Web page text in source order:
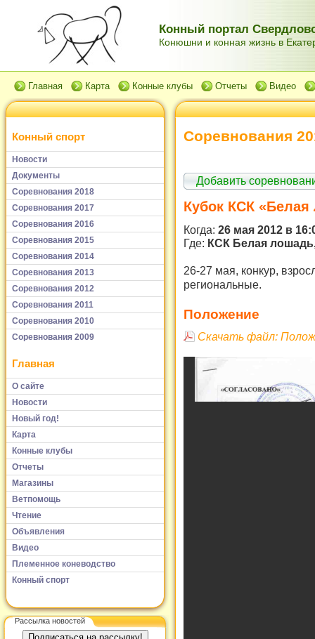
Конный портал
Конюшни и конная жизнь в
Главная Карта Конные клубы Отчеты Видео
Конный спорт
Новости
Документы
Соревнования 2018
Соревнования 2017
Соревнования 2016
Соревнования 2015
Соревнования 2014
Соревнования 2013
Соревнования 2012
Соревнования 2011
Соревнования 2010
Соревнования 2009
Главная
О сайте
Новости
Новый год!
Карта
Конные клубы
Отчеты
Магазины
Ветпомощь
Чтение
Объявления
Видео
Племенное коневодство
Конный спорт
Рассылка новостей
Соревнования
Добавить
Кубок КСК
Когда: 26 мая 2012 в
Где: КСК Белая
26-27 мая, конкур,
региональные.
Положение
Скачать файл: